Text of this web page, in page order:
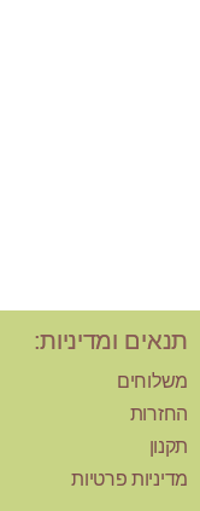
תנאים ומדיניות:
משלוחים
החזרות
תקנון
מדיניות פרטיות